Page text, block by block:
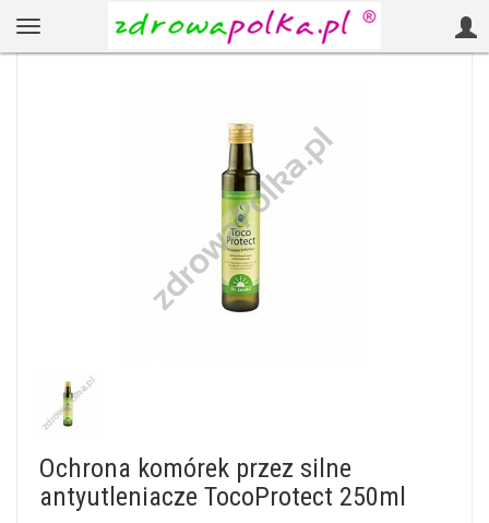
Ochrona komórek przez silne
antyutleniacze TocoProtect 250ml